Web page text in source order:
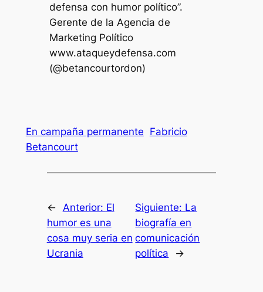
defensa con humor político”.
Gerente de la Agencia de
Marketing Político
www.ataqueydefensa.com
(@betancourtordon)
En campaña permanente Fabricio
Betancourt
← Anterior: El
humor es una
cosa muy seria en
Ucrania
Siguiente: La
biografía en
comunicación
política
→